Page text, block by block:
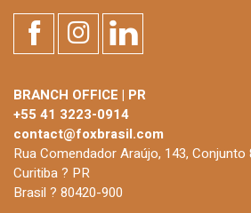
BRANCH OFFICE | PR
+55 41 3223-0914
contact@foxbrasil.com
Rua Comendador Araújo, 143, Conjunto
Curitiba ? PR
Brasil ? 80420-900